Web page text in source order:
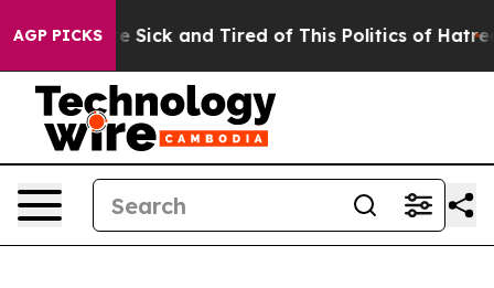
AGP PICKS
Are Sick and Tired of This Politics of Hatred”